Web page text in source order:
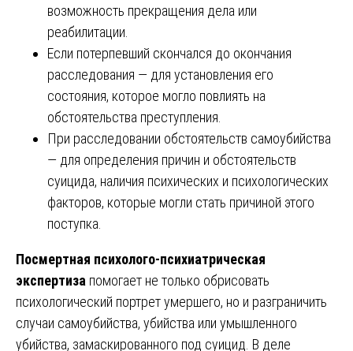
возможность прекращения дела или
реабилитации.
Если потерпевший скончался до окончания
расследования — для установления его
состояния, которое могло повлиять на
обстоятельства преступления.
При расследовании обстоятельств самоубийства
— для определения причин и обстоятельств
суицида, наличия психических и психологических
факторов, которые могли стать причиной этого
поступка.
Посмертная психолого-психиатрическая
экспертиза помогает не только обрисовать
психологический портрет умершего, но и разграничить
случаи самоубийства, убийства или умышленного
убийства, замаскированного под суицид. В деле